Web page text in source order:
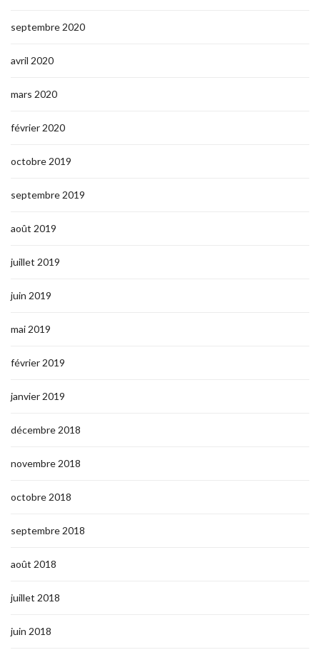
septembre 2020
avril 2020
mars 2020
février 2020
octobre 2019
septembre 2019
août 2019
juillet 2019
juin 2019
mai 2019
février 2019
janvier 2019
décembre 2018
novembre 2018
octobre 2018
septembre 2018
août 2018
juillet 2018
juin 2018